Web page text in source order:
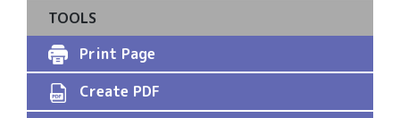
TOOLS
Print Page
Create PDF